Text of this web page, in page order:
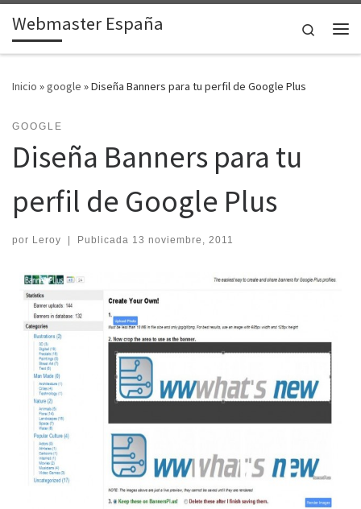
Saltar al contenido
Webmaster España
Search
Inicio »google »Diseña Banners para tu perfil de Google Plus
GOOGLE
Diseña Banners para tu
perfil de Google Plus
por Leroy | Publicada 13 noviembre, 2011